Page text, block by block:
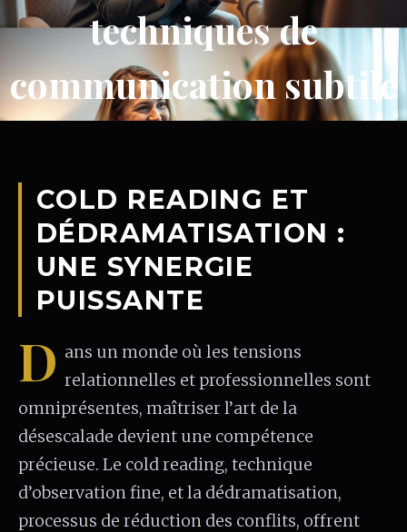
techniques de
communication subtile
COLD READING ET
DÉDRAMATISATION :
UNE SYNERGIE
PUISSANTE
D ans un monde où les tensions
relationnelles et professionnelles sont
omniprésentes, maîtriser l’art de la
désescalade devient une compétence
précieuse. Le cold reading, technique
d’observation fine, et la dédramatisation,
processus de réduction des conflits, offrent